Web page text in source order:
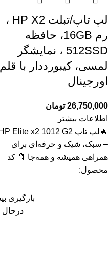
لپ تاپ/تبلت HP X2 ،
رم 16GB، حافظه
512SSD ، نمایشگر
لمسی، کیبورددار با قلم
اورجینال
26,750,000 تومان
اطلاعات بیشتر
🔥لپ تاپ HP Elite x2 1012 G2
– سبک، شیک و حرفه‌ای برای
همراهی همیشه و همه‌جا 🔖 کد
محصول:
بارگیری
درحال